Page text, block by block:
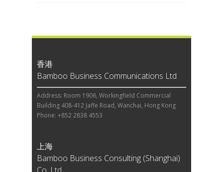
香港
Bamboo Business Communications Ltd
Address: Room 1906, Workingfield Commercial
Building 408-412 Jaffe Road, Wanchai, Hong Kong
Phone: +852 2838 4553
上海
Bamboo Business Consulting (Shanghai)